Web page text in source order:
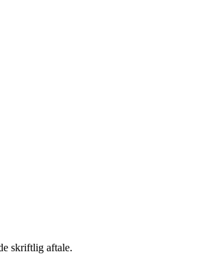
skriftlig aftale.